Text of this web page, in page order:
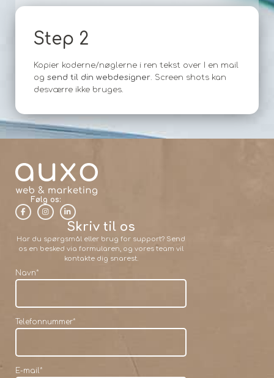
Step 2
Kopier koderne/nøglerne i ren tekst over I en mail
og send til din webdesigner. Screen shots kan
desværre ikke bruges.
Følg os:
Skriv til os
Har du spørgsmål eller brug for support? Send
os en besked via formularen, og vores team vil
kontakte dig snarest.
Navn*
Telefonnummer*
E-mail*